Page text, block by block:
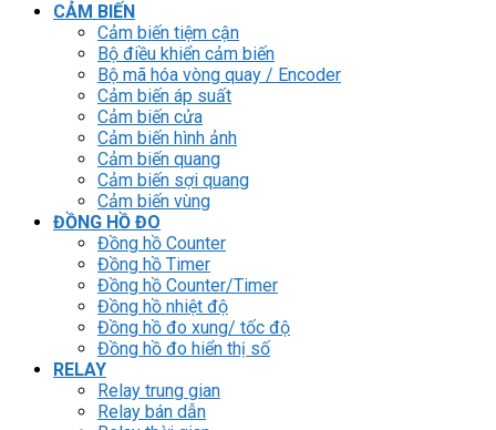
CẢM BIẾN
Cảm biến tiệm cận
Bộ điều khiển cảm biến
Bộ mã hóa vòng quay / Encoder
Cảm biến áp suất
Cảm biến cửa
Cảm biến hình ảnh
Cảm biến quang
Cảm biến sợi quang
Cảm biến vùng
ĐỒNG HỒ ĐO
Đồng hồ Counter
Đồng hồ Timer
Đồng hồ Counter/Timer
Đồng hồ nhiệt độ
Đồng hồ đo xung/ tốc độ
Đồng hồ đo hiển thị số
RELAY
Relay trung gian
Relay bán dẫn